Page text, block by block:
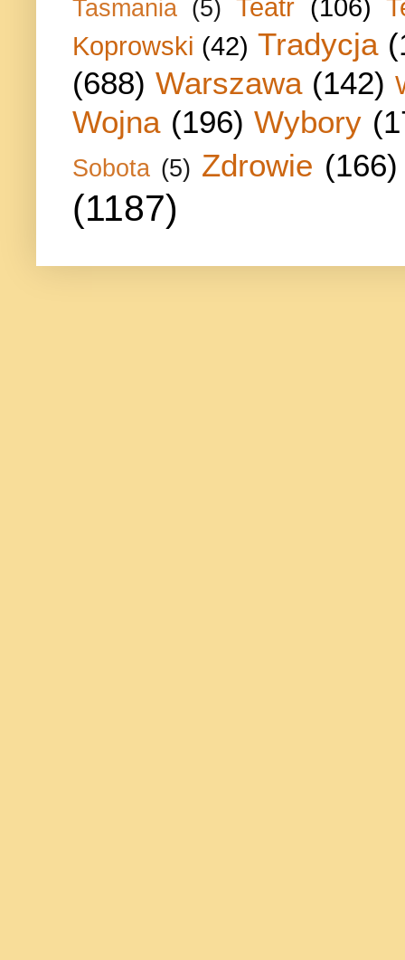
Tasmania (5) Teatr (106)
Koprowski (42) Tradycja
(688) Warszawa (142)
Wojna (196) Wybory
Sobota (5) Zdrowie (166)
(1187)